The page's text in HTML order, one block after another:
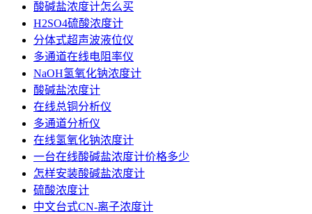
酸碱盐浓度计怎么买
H2SO4硫酸浓度计
分体式超声波液位仪
多通道在线电阻率仪
NaOH氢氧化钠浓度计
酸碱盐浓度计
在线总铜分析仪
多通道分析仪
在线氢氧化钠浓度计
一台在线酸碱盐浓度计价格多少
怎样安装酸碱盐浓度计
硫酸浓度计
中文台式CN-离子浓度计